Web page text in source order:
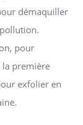
démaquiller
pour
première
exfolier en